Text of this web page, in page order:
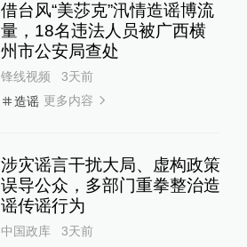
借台风“美莎克”汛情造谣博流
量，18名违法人员被广西横
州市公安局查处
锋线视频
3天前
造谣 更多内容
涉灾谣言干扰大局、虚构政策
误导公众，多部门重拳整治造
谣传谣行为
中国政库 3天前